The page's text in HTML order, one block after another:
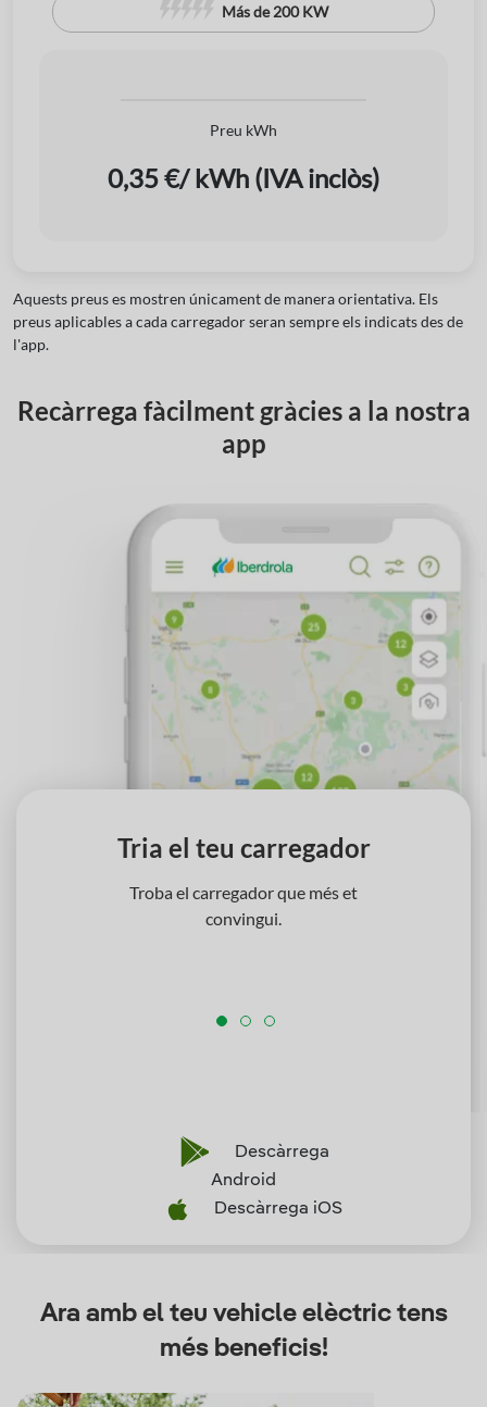
Más de 200 KW
Preu kWh
0,35 €/ kWh (IVA inclòs)
Aquests preus es mostren únicament de manera orientativa. Els
preus aplicables a cada carregador seran sempre els indicats des de
l'app.
Recàrrega fàcilment gràcies a la nostra
app
Tria el teu carregador
Troba el carregador que més et
convingui.
Descàrrega
Android
Descàrrega iOS
Ara amb el teu vehicle elèctric tens
més beneficis!